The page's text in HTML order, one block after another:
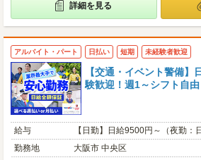
詳細を見る
アルバイト・パート 日払い 短期 未経験者歓迎
【交通・イベント警備
験歓迎！週1～シフト自
給与
【日勤】日給9500円～（夜勤：
勤務地
大阪市 中央区